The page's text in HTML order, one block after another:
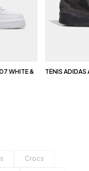
&
TÊNIS ADIDAS
Crocs